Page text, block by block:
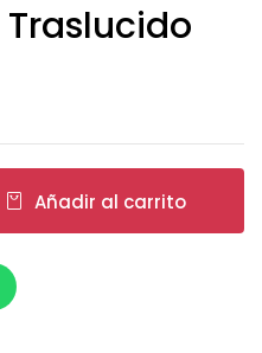
Añadir al carrito